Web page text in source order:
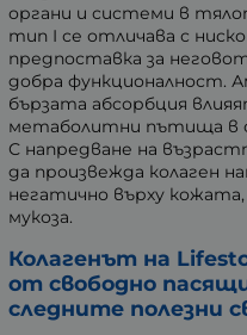
органи и системи в
тип I се отличава с
предпоставка за
добра функционалност.
бързата абсорбция
метаболитни пътища в
С напредване на
да произвежда колаген
негатично върху
мукоза.
Колагенът на
от свободно
следните полезни